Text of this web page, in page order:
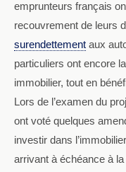
emprunteurs français
recouvrement de leurs
surendettement aux
particuliers ont encore
immobilier, tout en
Lors de l’examen du
ont voté quelques
investir dans
arrivant à échéance à